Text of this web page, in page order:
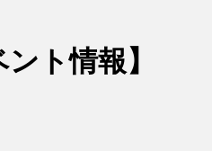
ト情報】